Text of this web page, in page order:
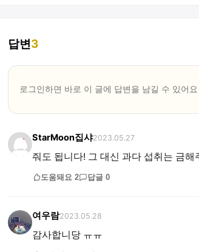
답변3
로그인하면 바로 이 글에 답변을 남길 수 있어요
StarMoon집샤2023.05.27
줘도 됩니다! 그 대신 과다 섭취는 금해
도움돼요 2 답글 0
여우람2023.05.28
감사합니당 ㅠㅠ